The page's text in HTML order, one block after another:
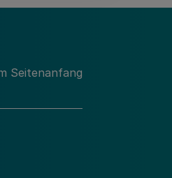
Innovativ &
Seitenanfang